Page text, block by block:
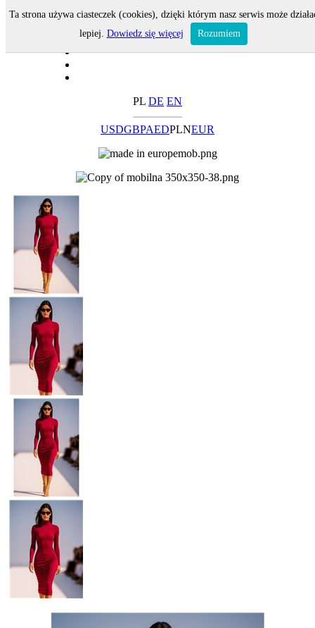
PL DE EN
USDGBPAEDPLNEUR
Ta strona używa ciasteczek (cookies), dzięki którym nasz serwis może
lepiej. Dowiedz się więcej Rozumiem